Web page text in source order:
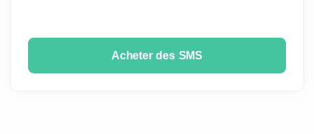
Acheter des SMS